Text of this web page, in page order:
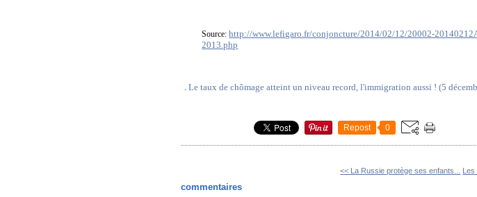
Source:http://www.lefigaro.fr/conjoncture/2014/02/12/20002-
2013.php
.Le taux de chômage atteint un niveau record, l'immigration aussi ! (5
Repost 0
<< La Russie protège ses enfants... Les
commentaires